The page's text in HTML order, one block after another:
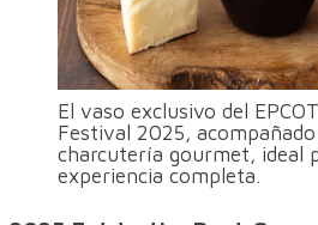
El vaso exclusivo del
Festival 2025,
charcutería gourmet, ideal
experiencia completa.